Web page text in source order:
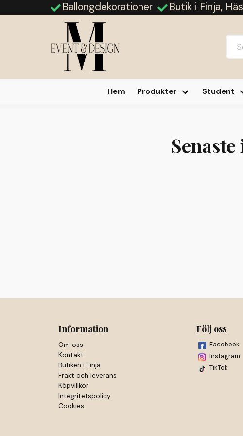
Ballongdekorationer Butik i Finja,
Hem Produkter Student
Information
Om oss
Kontakt
Butiken i Finja
Frakt och leverans
Köpvillkor
Integritetspolicy
Cookies
Följ oss
Facebook
Instagram
TikTok